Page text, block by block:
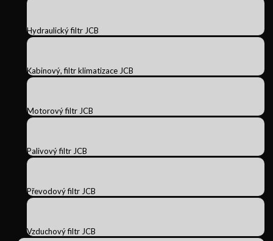
Hydraulický filtr JCB
Kabinový, filtr klimatizace JCB
Motorový filtr JCB
Palivový filtr JCB
Převodový filtr JCB
Vzduchový filtr JCB